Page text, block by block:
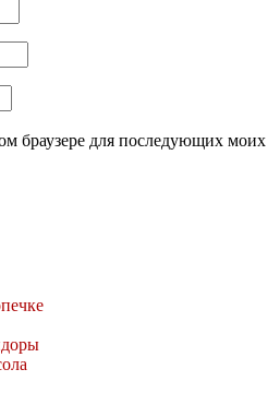
браузере для последующих моих